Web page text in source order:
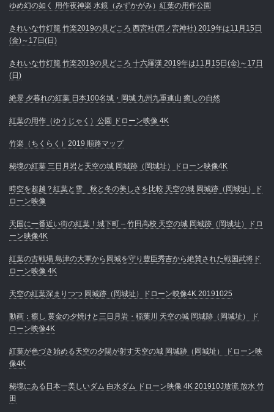
ゆめ幻の如く 用作夜神楽 水鏡（みずかがみ）紅葉の用作公園
きれいな竹灯籠 竹楽2019の見どころ 西宮社(西ノ宮神社) 2019年は11月15日
(金)～17日(日)
きれいな竹灯籠 竹楽2019の見どころ 十六羅漢 2019年は11月15日(金)～17日
(日)
絶景 夕暮れの紅葉 日本100名城・岡城 九州九重連山 癒しの自然
紅葉の用作（ゆうじゃく）公園 ドローン映像 4K
竹楽（ちくらく）2019 順路マップ
秘境の紅葉 三日月岩と天空の城 岡城跡（岡城址）ドローン映像4K
時空を超越？紅葉と雪 秋と冬の美しさを比較 天空の城 岡城跡（岡城址）ド
ローン映像
天国に一番近い街の紅葉！城下町 – 竹田高校 天空の城 岡城跡（岡城址）ドロ
ーン映像4K
紅葉の古戦場 島津の大軍から岡城を守り豊臣秀吉から絶賛された戦国武将ド
ローン映像 4K
天空の紅葉深まりつつ 岡城跡（岡城址）ドローン映像4K 20191025
動画：癒し 黄金の夕焼けと三日月岩・稲葉川 天空の城 岡城跡（岡城址） ド
ローン映像4K
紅葉が色づき始める天空の夕陽が射す天空の城 岡城跡（岡城址） ドローン映
像4K
秘境にある日本一美しいダム 白水ダム ドローン映像 4K 201910J放流 放水 竹
田